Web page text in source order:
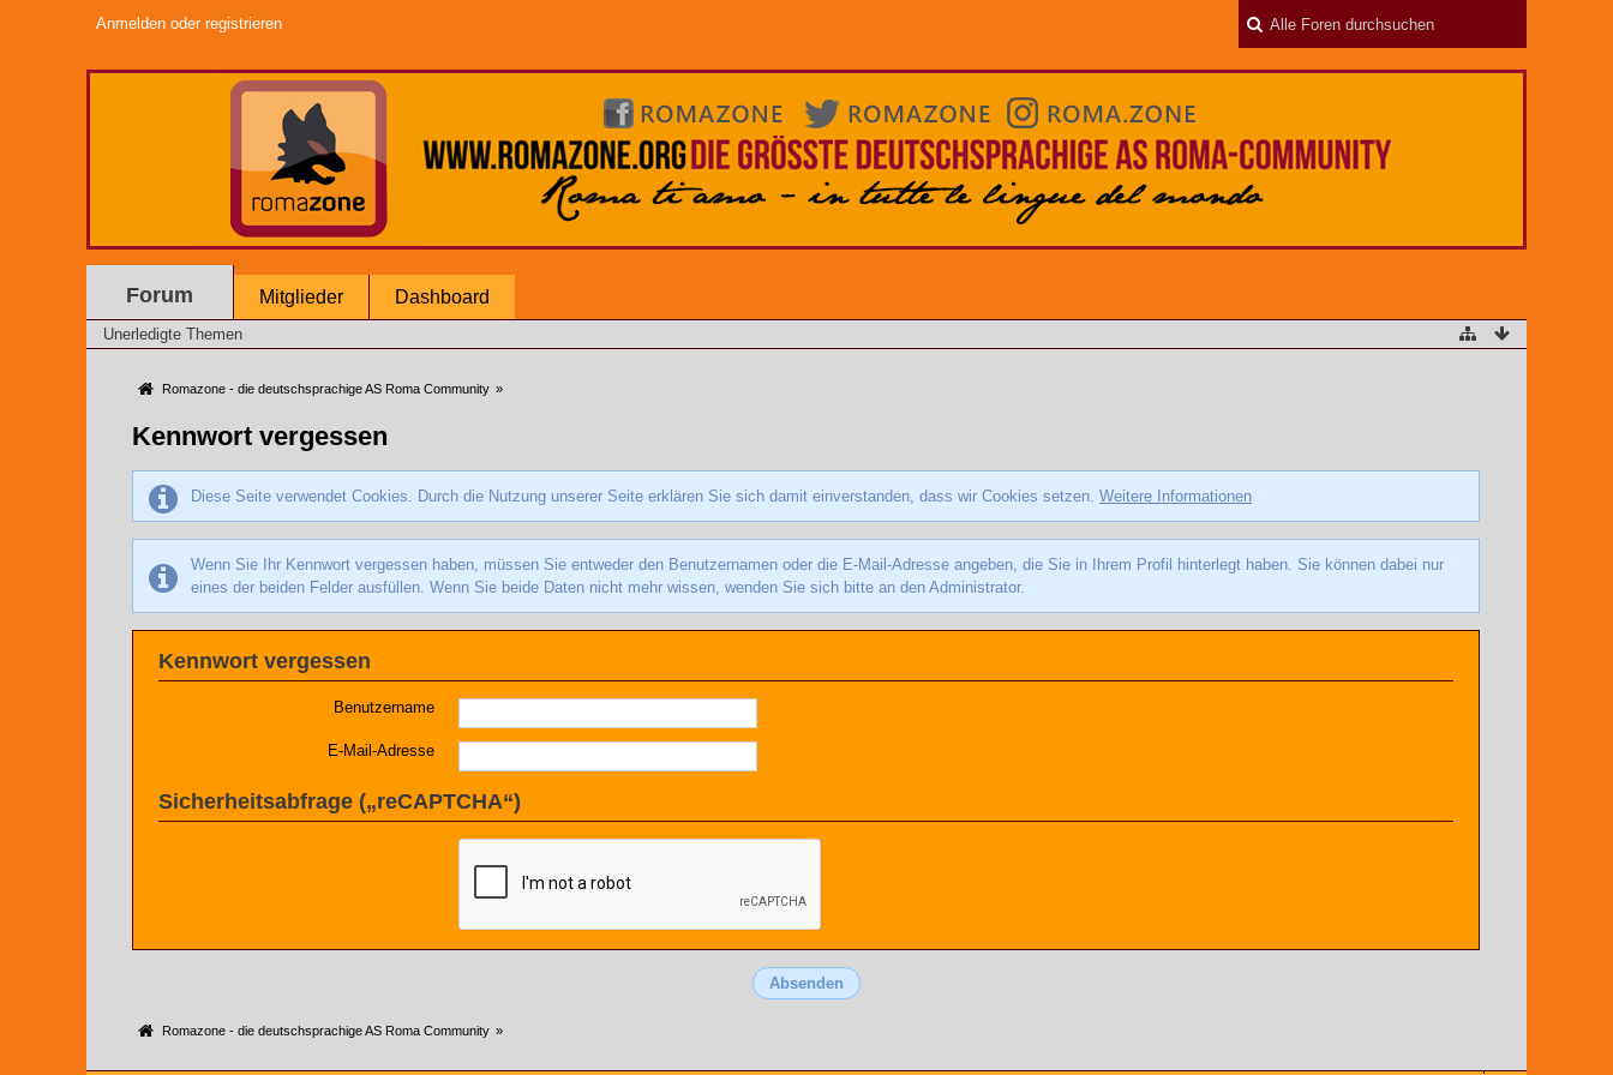
Anmelden oder registrieren
Forum Mitglieder Dashboard
Unerledigte Themen
Romazone - die deutschsprachige AS Roma Community »
Kennwort vergessen
Diese Seite verwendet Cookies. Durch die Nutzung unserer Seite erklären Sie sich damit einverstanden, dass wir Cookies setzen. Weitere Informationen
Wenn Sie Ihr Kennwort vergessen haben, müssen Sie entweder den Benutzernamen oder die E-Mail-Adresse angeben, die Sie in Ihrem Profil hinterlegt haben. Sie können dabei nur
eines der beiden Felder ausfüllen. Wenn Sie beide Daten nicht mehr wissen, wenden Sie sich bitte an den Administrator.
Kennwort vergessen
Benutzername
E-Mail-Adresse
Sicherheitsabfrage („reCAPTCHA“)
Romazone - die deutschsprachige AS Roma Community »